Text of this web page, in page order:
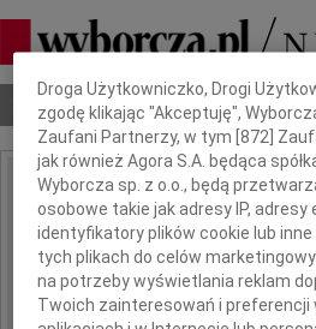
Nekrologi Odeszli Poradnik
IMIĘ I NAZWISKO: Jerzy
REGION: cała Polska
DATA EMISJI: 10.06.2026
Dbamy o Twoją prywatność
Droga Użytkowniczko, Drogi
zgodę klikając "Akceptuję",
Zaufani Partnerzy, w tym [872 ]
jak również Agora S.A. będąca
Wyborcza sp. z o.o., będą
osobowe takie jak adresy IP, adresy
identyfikatory plików cookie lub
tych plikach do celów
na potrzeby wyświetlania reklam
Twoich zainteresowań i preferencji